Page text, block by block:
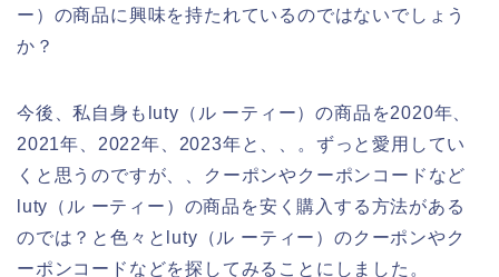
ー）の商品に興味を持たれているのではないでしょう
か？
今後、私自身もluty（ル ーティー）の商品を2020年、
2021年、2022年、2023年と、、。ずっと愛用してい
くと思うのですが、、クーポンやクーポンコードなど
luty（ル ーティー）の商品を安く購入する方法がある
のでは？と色々とluty（ル ーティー）のクーポンやク
ーポンコードなどを探してみることにしました。